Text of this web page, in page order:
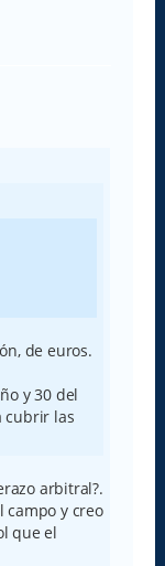
de euros.
y 30 del
cubrir las
arbitral?.
campo y creo
que el